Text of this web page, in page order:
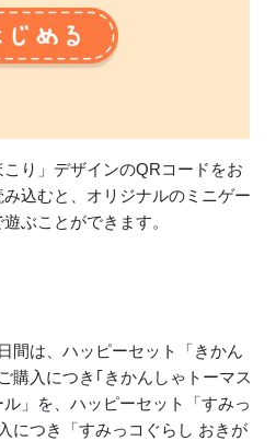
り」デザインのQRコードをお
込むと、オリジナルのミニゲー
ぶことができます。
間は、ハッピーセット「きかん
購入につき｢きかんしゃトーマス
」を、ハッピーセット「すみっ
につき「すみっコぐらし おきが